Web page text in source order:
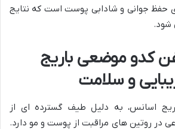
حفظ جوانی و شادابی پوست است که نتایج
شود.
کدو موضعی باریج
و سلامت
اسانس، به دلیل طیف گسترده ای از
در روتین های مراقبت از پوست و مو دارد.